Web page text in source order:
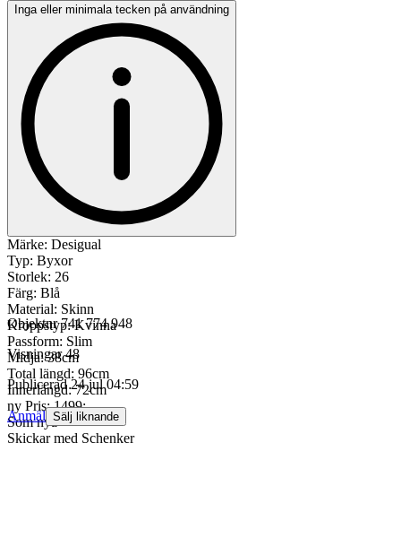
Inga eller minimala tecken på användning
Märke: Desigual
Typ: Byxor
Storlek: 26
Färg: Blå
Material: Skinn
Kroppstyp: Kvinna
Passform: Slim
Midja: 38cm
Total längd: 96cm
Innerlängd: 72cm
ny Pris: 1499:-
Som nya
Skickar med Schenker
Objektnr 741 774 948
Visningar 48
Publicerad 24 jul 04:59
Anmäl Sälj liknande